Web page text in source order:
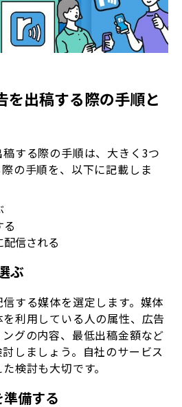
を出稿する際の手順と
する際の手順は、大きく3つ
の手順を、以下に記載しま
る
信される
ぶ
する媒体を選定します。媒体
利用している人の属性、広告
グの内容、最低出稿金額など
しましょう。自社のサービス
検討も大切です。
備する